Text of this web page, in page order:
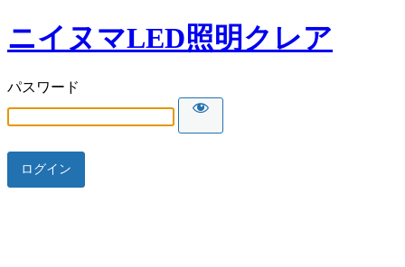
ニイヌマLED照明クレア
パスワード